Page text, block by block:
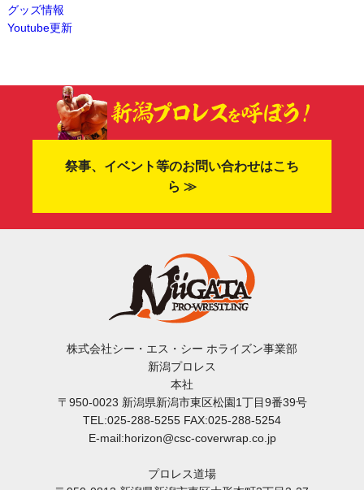
グッズ情報
Youtube更新
祭事、イベント等のお問い合わせはこち
ら ≫
株式会社シー・エス・シー ホライズン事業部
新潟プロレス
本社
〒950-0023 新潟県新潟市東区松園1丁目9番39号
TEL:025-288-5255 FAX:025-288-5254
E-mail:horizon@csc-coverwrap.co.jp
プロレス道場